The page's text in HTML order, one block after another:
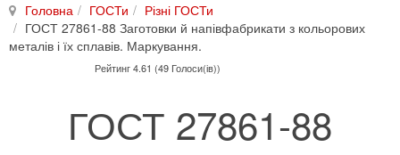
Головна ГОСТи
Різні ГОСТи
ГОСТ 27861-88 Заготовки й напівфабрикати з кольорових
металів і їх сплавів. Маркування.
Рейтинг 4.61 (49 Голоси(ів))
ГОСТ 27861-88